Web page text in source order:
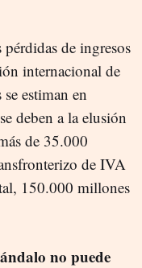
pérdidas de ingresos
internacional de
estiman en
deben a la elusión
de 35.000
de IVA
150.000 millones
no puede